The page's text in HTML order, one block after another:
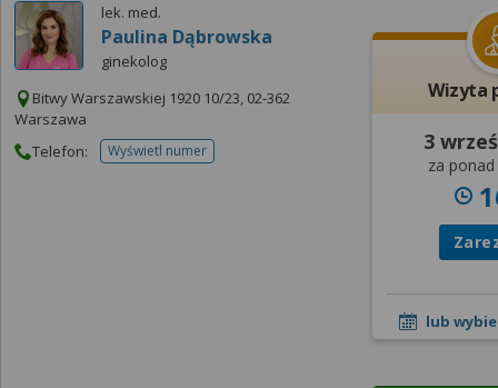
lek. med.
Paulina Dąbrowska
ginekolog
Bitwy Warszawskiej 1920 10/23, 02-362
Warszawa
Telefon:
Wyświetl numertelefonu do placowki
Wizyta
3
za
lub